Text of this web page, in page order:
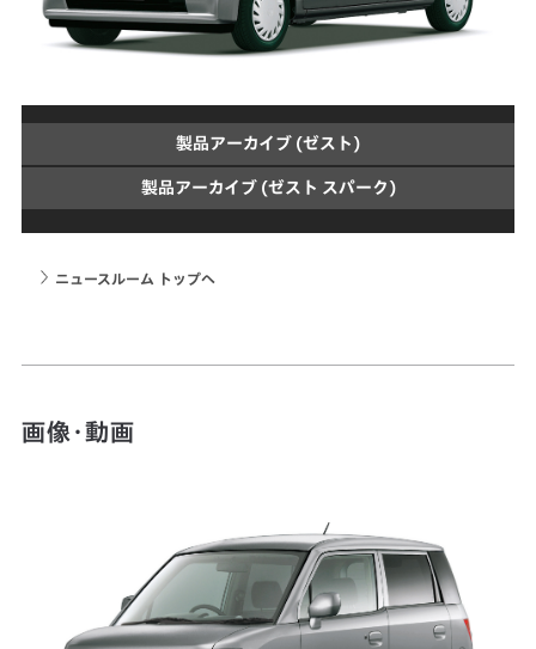
製品アーカイブ (ゼスト)
製品アーカイブ (ゼスト スパーク)
ニュースルーム トップへ
画像・動画